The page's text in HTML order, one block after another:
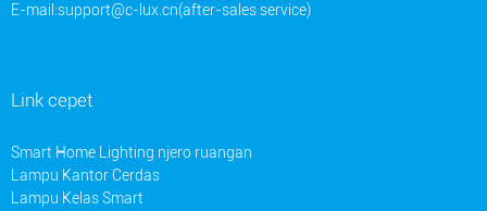
E-mail:support@c-lux.cn(after-sales service)
Link cepet
Smart Home Lighting njero ruangan
Lampu Kantor Cerdas
Lampu Kelas Smart